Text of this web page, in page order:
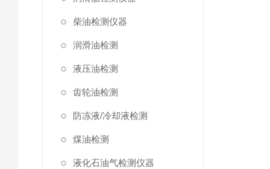
柴油检测仪器
润滑油检测
液压油检测
齿轮油检测
防冻液/冷却液检测
煤油检测
液化石油气检测仪器